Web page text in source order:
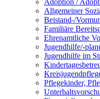
Adoption /
Allgemeiner
Beistand-/
Familiäre
Ehrenamtliche
Jugendhilfe/-
Jugendhilfe im
Pflegekinder,